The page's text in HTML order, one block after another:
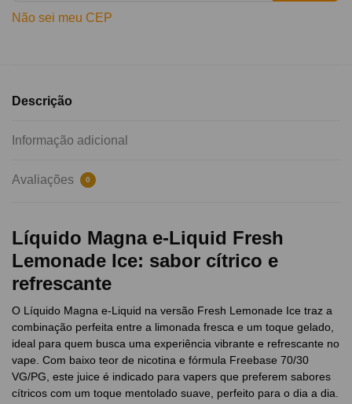
Não sei meu CEP
Descrição
Informação adicional
Avaliações 0
Líquido Magna e-Liquid Fresh
Lemonade Ice: sabor cítrico e
refrescante
O Líquido Magna e-Liquid na versão Fresh Lemonade Ice traz a
combinação perfeita entre a limonada fresca e um toque gelado,
ideal para quem busca uma experiência vibrante e refrescante no
vape. Com baixo teor de nicotina e fórmula Freebase 70/30
VG/PG, este juice é indicado para vapers que preferem sabores
cítricos com um toque mentolado suave, perfeito para o dia a dia.